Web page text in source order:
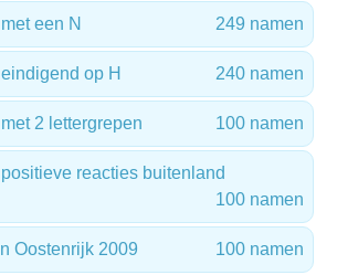
een N 249 namen
op H 240 namen
2 lettergrepen 100 namen
reacties buitenland
100 namen
Oostenrijk 2009 100 namen